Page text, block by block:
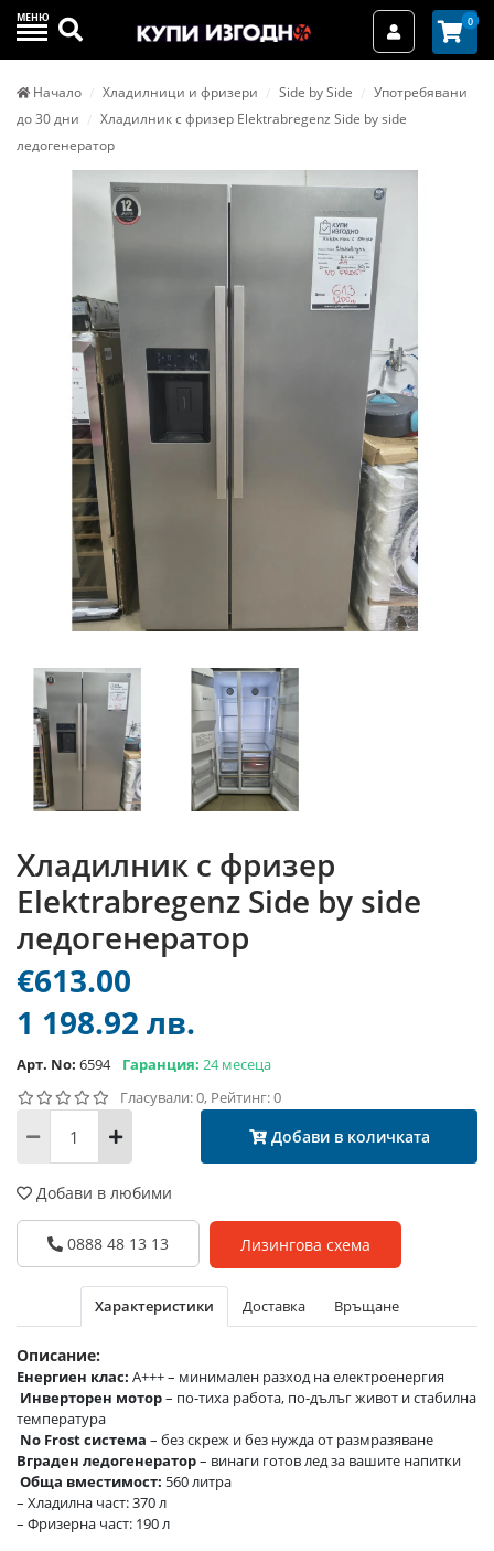
МЕНЮ Търси Вход / 0
Начало Хладилници и фризери Side by Side
Употребявани
до 30 дни
Хладилник с фризер Elektrabregenz Side by side
ледогенератор
Хладилник с фризер
Elektrabregenz Side by side
ледогенератор
€613.00
1 198.92 лв.
Арт. No: 6594 Гаранция: 24 месеца
Гласували: 0, Рейтинг: 0
Добави в количката
Добави в любими
0888 48 13 13 Лизингова схема
Характеристики Доставка Връщане
Описание:
Енергиен клас: A+++ – минимален разход на електроенергия
Инверторен мотор– по-тиха работа, по-дълъг живот и стабилна
температура
No Frost система – без скреж и без нужда от размразяване
Вграден ледогенератор– винаги готов лед за вашите напитки
Обща вместимост: 560 литра
– Хладилна част: 370 л
– Фризерна част: 190 л